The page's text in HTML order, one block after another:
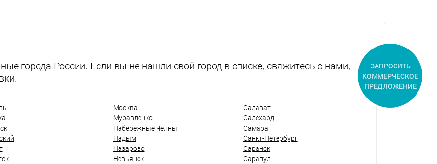
города России. Если вы не нашли свой город в списке, свяжитесь с нами,
Москва
Муравленко
Набережные Челны
Надым
Назарово
Невьянск
Салават
Салехард
Самара
Санкт-Петербург
Саранск
Сарапул
ЗАПРОСИТЬ
КОММЕРЧЕСКОЕ
ПРЕДЛОЖЕНИЕ